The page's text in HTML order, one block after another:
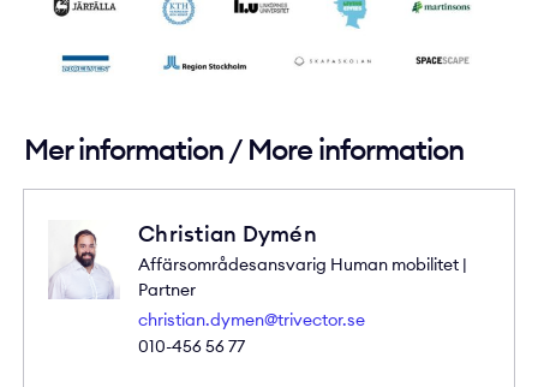
Mer information / More information
Christian Dymén
Affärsområdesansvarig Human mobilitet |
Partner
christian.dymen@trivector.se
010-456 56 77